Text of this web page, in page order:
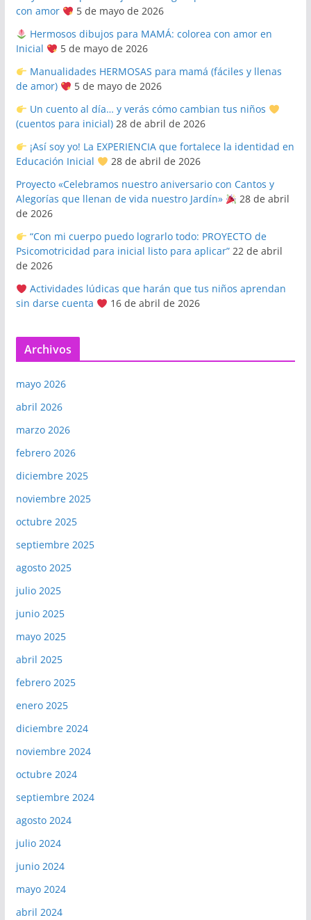
con amor
5 de mayo de 2026
Hermosos dibujos para MAMÁ: colorea con amor en
Inicial
5 de mayo de 2026
Manualidades HERMOSAS para mamá (fáciles y llenas
de amor)
5 de mayo de 2026
Un cuento al día… y verás cómo cambian tus niños
(cuentos para inicial) 28 de abril de 2026
¡Así soy yo! La EXPERIENCIA que fortalece la identidad en
Educación Inicial
28 de abril de 2026
Proyecto «Celebramos nuestro aniversario con Cantos y
Alegorías que llenan de vida nuestro Jardín»
28 de abril
de 2026
“Con mi cuerpo puedo lograrlo todo: PROYECTO de
Psicomotricidad para inicial listo para aplicar” 22 de abril
de 2026
Actividades lúdicas que harán que tus niños aprendan
sin darse cuenta
16 de abril de 2026
Archivos
mayo 2026
abril 2026
marzo 2026
febrero 2026
diciembre 2025
noviembre 2025
octubre 2025
septiembre 2025
agosto 2025
julio 2025
junio 2025
mayo 2025
abril 2025
febrero 2025
enero 2025
diciembre 2024
noviembre 2024
octubre 2024
septiembre 2024
agosto 2024
julio 2024
junio 2024
mayo 2024
abril 2024